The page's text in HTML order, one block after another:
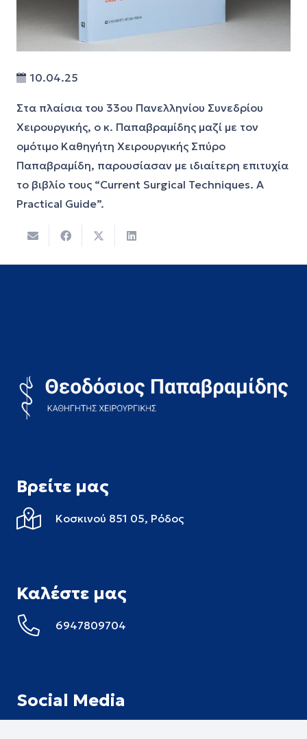
10.04.25
Στα πλαίσια του 33ου Πανελληνίου Συνεδρίου
Χειρουργικής, ο κ. Παπαβραμίδης μαζί με τον
ομότιμο Καθηγήτη Χειρουργικής Σπύρο
Παπαβραμίδη, παρουσίασαν με ιδιαίτερη επιτυχία
το βιβλίο τους “Current Surgical Techniques. A
Practical Guide”.
Βρείτε μας
Κοσκινού 851 05, Ρόδος
Καλέστε μας
6947809704
Social Media